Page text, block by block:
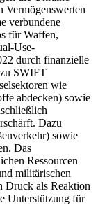
Vermögenswerten
verbundene
für Waffen,
Use-
durch finanzielle
SWIFT
wie
abdecken) sowie
Dazu
sowie
Das
Ressourcen
militärischen
Druck als Reaktion
Unterstützung für